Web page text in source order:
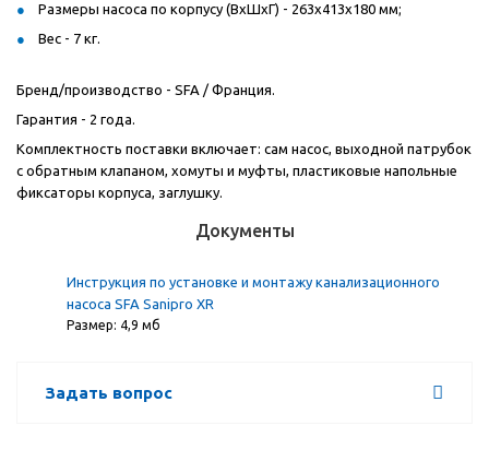
Размеры насоса по корпусу (ВxШxГ) - 263x413x180 мм;
Вес - 7 кг.
Бренд/производство - SFA / Франция.
Гарантия - 2 года.
Комплектность поставки включает: сам насос, выходной патрубок
с обратным клапаном, хомуты и муфты, пластиковые напольные
фиксаторы корпуса, заглушку.
Документы
Инструкция по установке и монтажу канализационного
насоса SFA Sanipro XR
Размер: 4,9 мб
Задать вопрос